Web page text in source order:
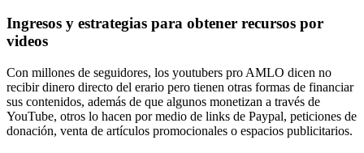
Ingresos y estrategias para obtener recursos por
videos
Con millones de seguidores, los youtubers pro AMLO dicen no
recibir dinero directo del erario pero tienen otras formas de financiar
sus contenidos, además de que algunos monetizan a través de
YouTube, otros lo hacen por medio de links de Paypal, peticiones de
donación, venta de artículos promocionales o espacios publicitarios.